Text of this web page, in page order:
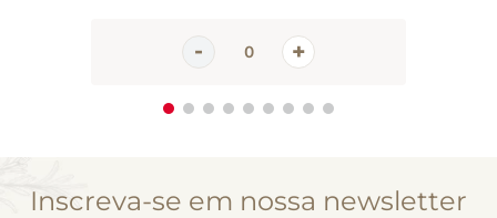
Inscreva-se em nossa newsletter